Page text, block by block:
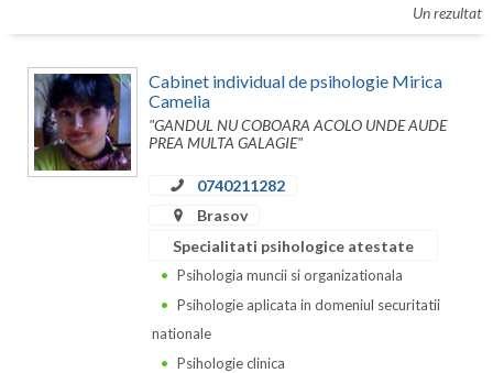
Bucuresti
Buzau
Calarasi
Caras-Severin
Un rezultat
Cabinet individual de psihologie Mirica
Camelia
"GANDUL NU COBOARA ACOLO UNDE AUDE
PREA MULTA GALAGIE"
0740211282
Brasov
Specialitati psihologice atestate
Psihologia muncii si organizationala
Psihologie aplicata in domeniul securitatii
nationale
Psihologie clinica